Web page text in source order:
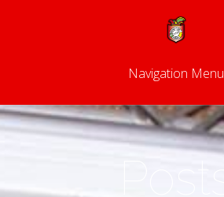
Navigation Menu